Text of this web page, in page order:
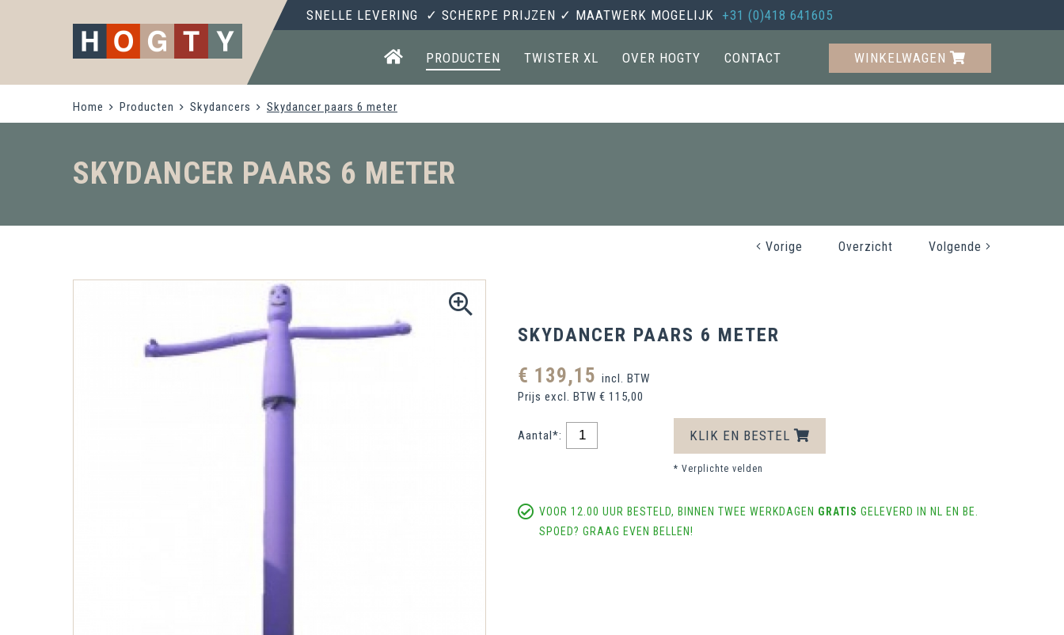
SNELLE LEVERING ✓ SCHERPE PRIJZEN ✓ MAATWERK MOGELIJK +31 (0)418 641605
WINKELWAGEN
PRODUCTEN TWISTER XL OVER HOGTY CONTACT
Home Producten Skydancers Skydancer paars 6 meter
SKYDANCER PAARS 6 METER
Vorige Overzicht Volgende
SKYDANCER PAARS 6 METER
€ 139,15 incl. BTW
Prijs excl. BTW € 115,00
Aantal*: KLIK EN BESTEL
* Verplichte velden
VOOR 12.00 UUR BESTELD, BINNEN TWEE WERKDAGEN GRATIS GELEVERD IN NL EN BE.
SPOED? GRAAG EVEN BELLEN!